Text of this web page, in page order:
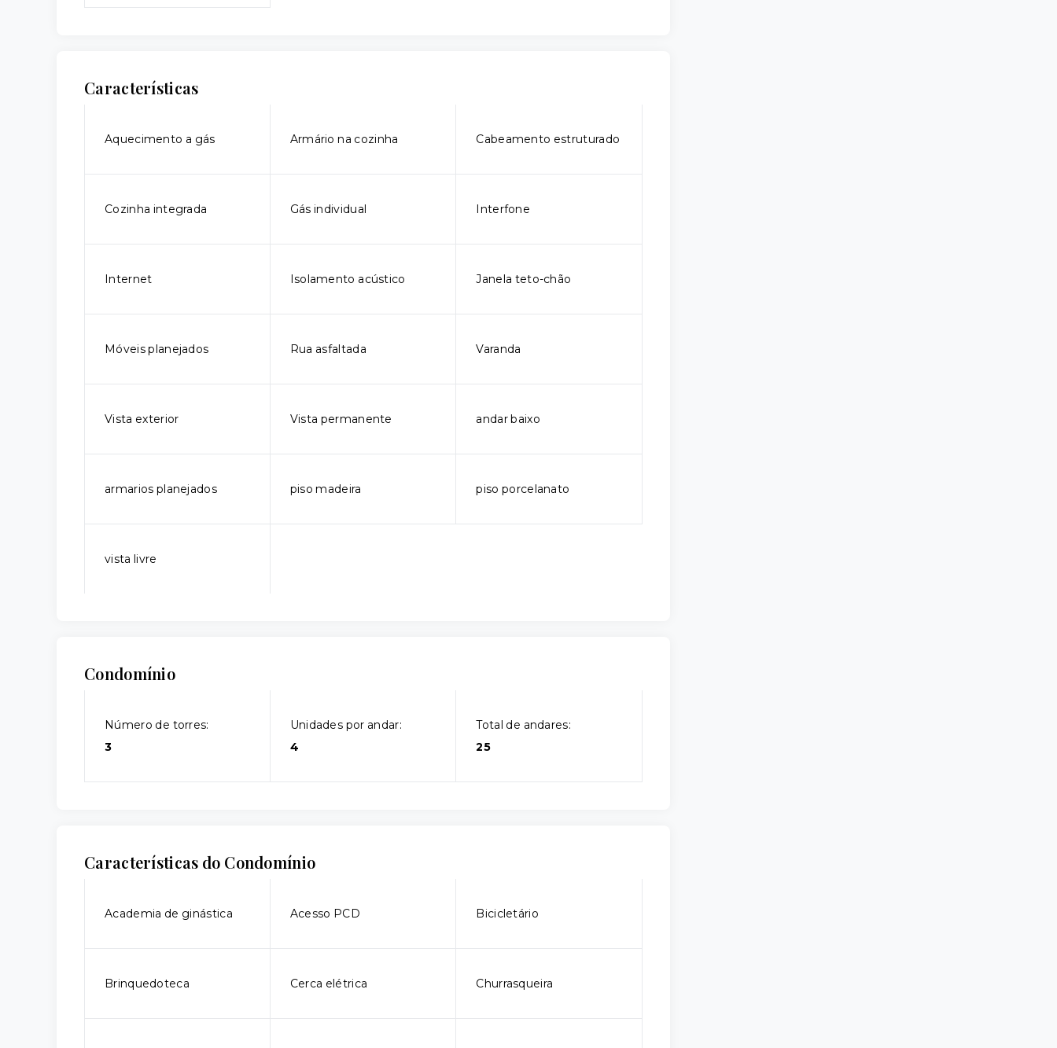
Características
Aquecimento a gás Armário na cozinha Cabeamento estruturado
Cozinha integrada Gás individual Interfone
Internet Isolamento acústico Janela teto-chão
Móveis planejados Rua asfaltada Varanda
Vista exterior Vista permanente andar baixo
armarios planejados piso madeira piso porcelanato
vista livre
Condomínio
Número de torres:
3
Unidades por andar:
4
Total de andares:
25
Características do Condomínio
Academia de ginástica Acesso PCD Bicicletário
Brinquedoteca Cerca elétrica Churrasqueira